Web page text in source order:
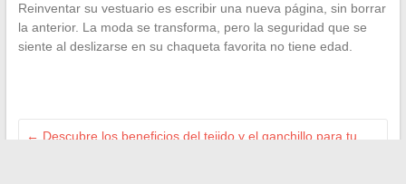
Reinventar su vestuario es escribir una nueva página, sin borrar
la anterior. La moda se transforma, pero la seguridad que se
siente al deslizarse en su chaqueta favorita no tiene edad.
← Descubre los beneficios del tejido y el ganchillo para tu